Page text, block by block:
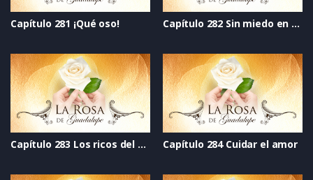
Capítulo 281 ¡Qué oso! Capítulo 282 Sin miedo en el corazón
Capítulo 283 Los ricos del corazón Capítulo 284 Cuidar el amor